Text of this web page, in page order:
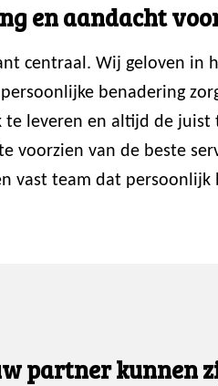
en aandacht
centraal. Wij geloven
benadering
leveren en altijd de juist
voorzien van de beste
vast team dat
partner kunnen